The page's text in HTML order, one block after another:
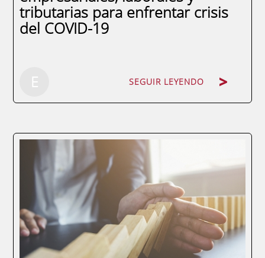
tributarias para enfrentar crisis
del COVID-19
E SEGUIR LEYENDO
El Real Decreto-ley 15/2020, que entró en
vigor el pasado 21 de abril (BOE
22/04/2020), establece nuevas e
importantes medidas de orden económico,
laboral, social, financiero y fiscal para hacer
frente a las consecuencias de la crisis del
COVID-19,...